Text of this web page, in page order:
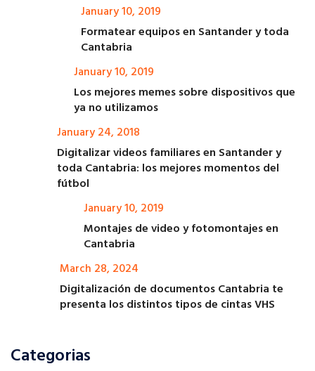
January 10, 2019
Formatear equipos en Santander y toda
Cantabria
January 10, 2019
Los mejores memes sobre dispositivos que
ya no utilizamos
January 24, 2018
Digitalizar videos familiares en Santander y
toda Cantabria: los mejores momentos del
fútbol
January 10, 2019
Montajes de video y fotomontajes en
Cantabria
March 28, 2024
Digitalización de documentos Cantabria te
presenta los distintos tipos de cintas VHS
Categorias